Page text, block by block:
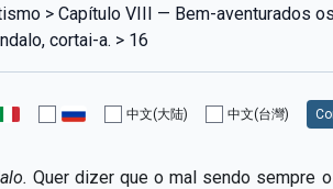
> Capítulo VIII — Bem-aventurados
cortai-a. > 16
中文(大陆) 中文(台灣)
Quer dizer que o mal sendo sempre